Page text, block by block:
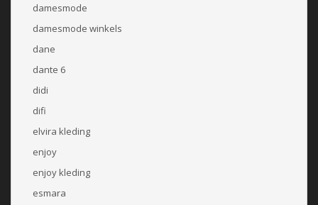
damesmode
damesmode winkels
dane
dante 6
didi
difi
elvira kleding
enjoy
enjoy kleding
esmara